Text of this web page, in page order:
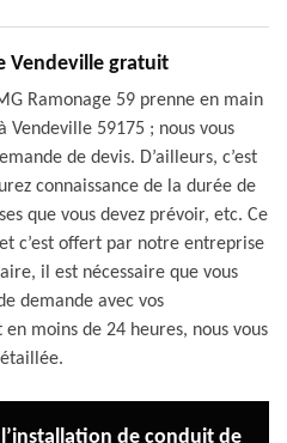
Vendeville gratuit
Ramonage 59 prenne en main
Vendeville 59175 ; nous vous
de devis. D’ailleurs, c’est
connaissance de la durée de
que vous devez prévoir, etc. Ce
c’est offert par notre entreprise
il est nécessaire que vous
demande avec vos
moins de 24 heures, nous vous
de conduit de